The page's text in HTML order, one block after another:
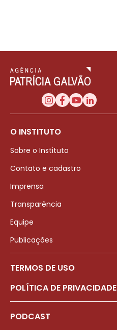
O INSTITUTO
Sobre o Instituto
Contato e cadastro
Imprensa
Transparência
Equipe
Publicações
TERMOS DE USO
POLÍTICA DE PRIVACIDADE
PODCAST